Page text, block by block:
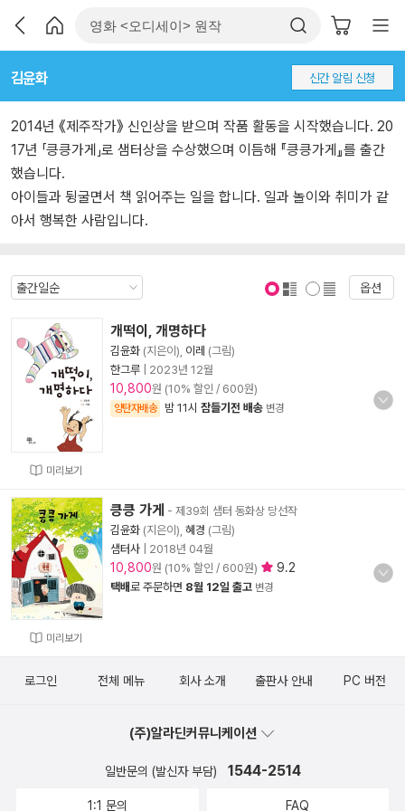
김윤화 신간 알림 신청
2014년 《제주작가》 신인상을 받으며 작품 활동을 시작했습니다. 20
17년 「킁킁가게」로 샘터상을 수상했으며 이듬해 『킁킁가게』를 출간
했습니다.
아이들과 뒹굴면서 책 읽어주는 일을 합니다. 일과 놀이와 취미가 같
아서 행복한 사람입니다.
옵션
미리보기
개떡이, 개명하다
김윤화 (지은이), 이레 (그림)
한그루
2023년 12월
10,800원 (10% 할인 / 600원)
양탄자배송 밤 11시 잠들기전 배송 변경
미리보기
킁킁 가게 - 제39회 샘터 동화상 당선작
김윤화 (지은이), 혜경 (그림)
샘터사
2018년 04월
10,800원 (10% 할인 / 600원) 9.2
택배로 주문하면 8월 12일 출고 변경
로그인 전체 메뉴 회사 소개 출판사 안내 PC 버전
(주)알라딘커뮤니케이션
일반문의 (발신자 부담) 1544-2514
1:1 문의 FAQ